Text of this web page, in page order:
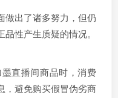
做出了诸多努力，但仍
性产生质疑的情况。
直播间商品时，消费
，避免购买假冒伪劣商